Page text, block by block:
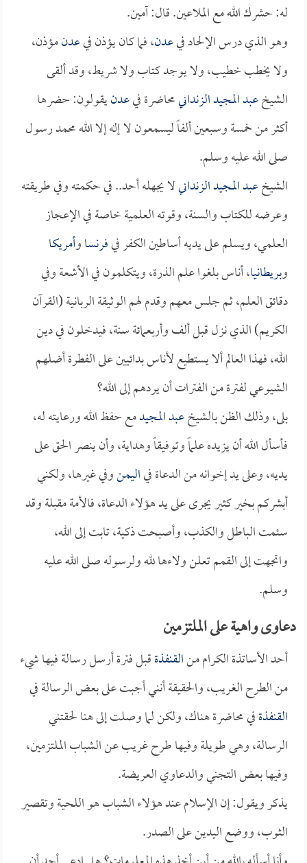
له: حشرك الله مع الملاعين. قال: آمين.
وهو الذي درس الإلحاد فيعدن، فما كان يؤذن فيعدنمؤذن،
ولا يخطب خطيب، ولا يوجد كتاب ولا شريط، وقد ألقى
الشيخعبد المجيد الزندانيمحاضرة فيعدنيقولون: حضرها
أكثر من خمسة وسبعين ألفاً ليسمعون لا إله إلا الله محمد رسول
صلى الله عليه وسلم.
الشيخعبد المجيد الزندانيلا يجهله أحد.. في حكمته وفي طريقته
وعرضه للكتاب والسنة، وقوته العلمية خاصة في الإعجاز
العلمي، ويسلم على يديه أساطين الكفر فيفرنساوأمريكا
وبريطانيا، أناس بلغوا علم الذرة، ويتكلمون في الأشعة وفي
دقائق العلم، ثم جلس معهم وقدم لهم الوثيقة الربانية (القرآن
الكريم) الذي نزل قبل ألف وأربعمائة سنة، فيدخلون في دين
الله، فهذا العالم ألا يستطيع لأناس بدائيين على الفطرة أضلهم
الشيوعي لفترة من الفترات أن يردهم إلى الله؟
بلى، وذلك الظن بالشيخعبد المجيدمع حفظ الله ورعايته له،
فأسأل الله أن يزيده علماً وتوفيقاً وهداية، وأن ينصر الحق على
يديه، وعلى يد إخوانه من الدعاة فياليمنوفي غيرها، ولكني
أبشركم بخير كثير يجرى على يد هؤلاء الدعاة، فالأمة مقبلة وقد
سئمت الباطل والكذب، وأصبحت ذكية، تابت إلى الله،
واتجهت إلى القمم تعلن ولاءها لله ولرسوله صلى الله عليه
وسلم.
دعاوى واهية على الملتزمين
أحد الأساتذة الكرام منالقنفذةقبل فترة أرسل رسالة فيها شيء
من الطرح الغريب، والحقيقة أنني أجبت على بعض الرسالة في
القنفذةفي محاضرة هناك، ولكن لما وصلت إلى هنا لحقتني
الرسالة، وهي طويلة وفيها طرح غريب عن الشباب الملتزمين،
وفيها بعض التجني والدعاوي العريضة.
يذكر ويقول: إن الإسلام عند هؤلاء الشباب هو اللحية وتقصير
الثوب، ووضع اليدين على الصدر.